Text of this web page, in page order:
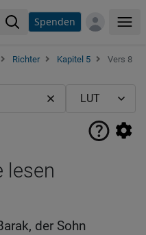
Spenden
Richter Kapitel 5
Vers 8
lesen
der Sohn